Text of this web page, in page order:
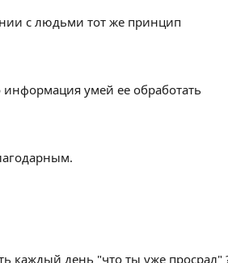
с людьми тот же принцип
умей ее обработать
каждый день "что ты уже просрал"